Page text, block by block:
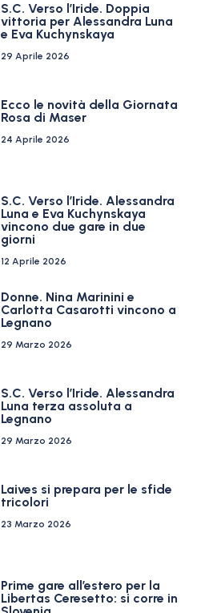
S.C. Verso l’Iride. Doppia
vittoria per Alessandra Luna
e Eva Kuchynskaya
29 Aprile 2026
Ecco le novità della Giornata
Rosa di Maser
24 Aprile 2026
S.C. Verso l’Iride. Alessandra
Luna e Eva Kuchynskaya
vincono due gare in due
giorni
12 Aprile 2026
Donne. Nina Marinini e
Carlotta Casarotti vincono a
Legnano
29 Marzo 2026
S.C. Verso l’Iride. Alessandra
Luna terza assoluta a
Legnano
29 Marzo 2026
Laives si prepara per le sfide
tricolori
23 Marzo 2026
Prime gare all’estero per la
Libertas Ceresetto: si corre in